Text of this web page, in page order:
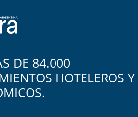
DE 84.000
HOTELEROS Y